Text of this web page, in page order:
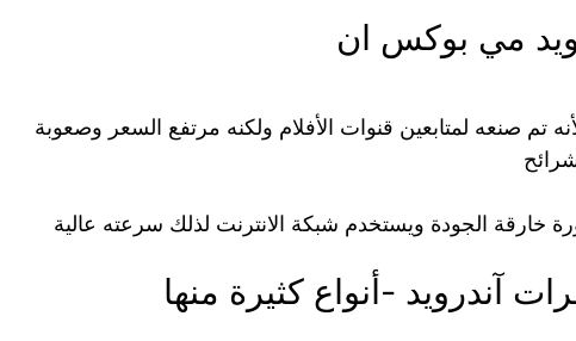
مي بوكس ان
تم صنعه لمتابعين قنوات الأفلام ولكنه مرتفع السعر وصعوبة
خارقة الجودة ويستخدم شبكة الانترنت لذلك سرعته عالية
آندرويد -أنواع كثيرة منها